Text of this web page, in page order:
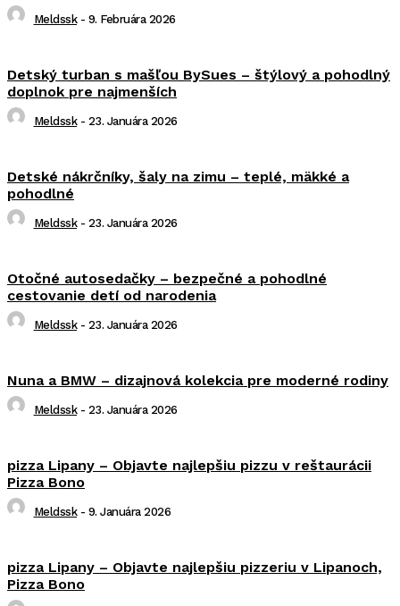
Meldssk - 9. Februára 2026
Detský turban s mašľou BySues – štýlový a pohodlný
doplnok pre najmenších
Meldssk - 23. Januára 2026
Detské nákrčníky, šaly na zimu – teplé, mäkké a
pohodlné
Meldssk - 23. Januára 2026
Otočné autosedačky – bezpečné a pohodlné
cestovanie detí od narodenia
Meldssk - 23. Januára 2026
Nuna a BMW – dizajnová kolekcia pre moderné rodiny
Meldssk - 23. Januára 2026
pizza Lipany – Objavte najlepšiu pizzu v reštaurácii
Pizza Bono
Meldssk - 9. Januára 2026
pizza Lipany – Objavte najlepšiu pizzeriu v Lipanoch,
Pizza Bono